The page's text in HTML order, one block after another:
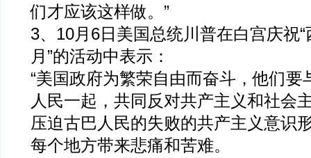
们才应该这样做。”
3、10月6日美国总统川普在白宫庆祝
月”的活动中表示：
“美国政府为繁荣自由而奋斗，他们要
人民一起，共同反对共产主义和社会
压迫古巴人民的失败的共产主义意识
每个地方带来悲痛和苦难。